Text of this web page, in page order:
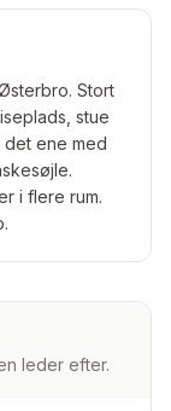
Stort
stue
ene med
i flere rum.
leder efter.